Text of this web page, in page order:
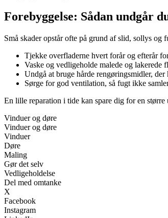
Forebyggelse: Sådan undgår
Små skader opstår ofte på grund af slid, sollys
Tjekke overfladerne hvert forår og efterår
Vaske og vedligeholde malede og lakerede
Undgå at bruge hårde rengøringsmidler,
Sørge for god ventilation, så fugt ikke
En lille reparation i tide kan spare dig for en
Vinduer og døre
Vinduer og døre
Vinduer
Døre
Maling
Gør det selv
Vedligeholdelse
Del med omtanke
X
Facebook
Instagram